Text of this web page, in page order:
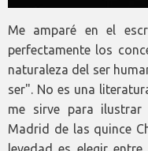
Me amparé en el
perfectamente los
naturaleza del ser
ser". No es una
me sirve para ilustrar
Madrid de las quince